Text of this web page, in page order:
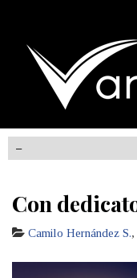
Con
Camilo Hernández S.,